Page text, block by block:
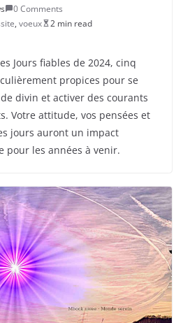
0 Comments
, voeux
2 min read
Jours fiables de 2024, cinq
propices pour se
divin et activer des courants
Votre attitude, vos pensées et
jours auront un impact
pour les années à venir.